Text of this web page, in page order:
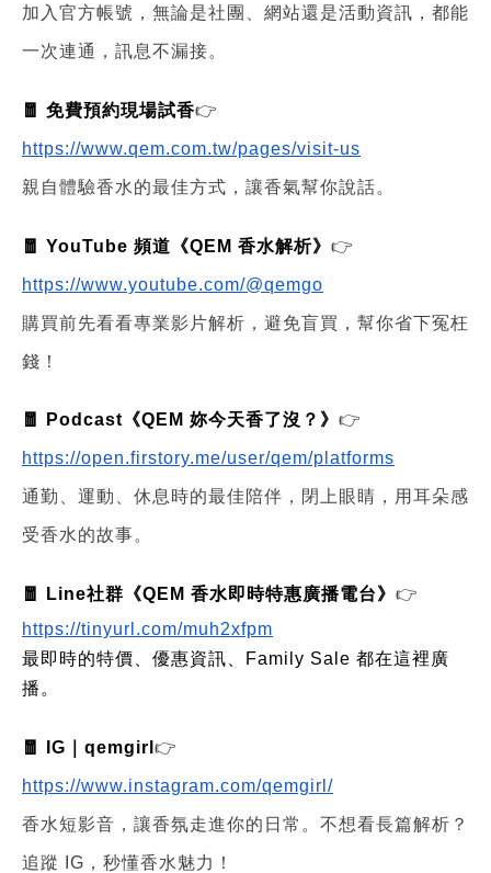
加入官方帳號，無論是社團、網站還是活動資訊，都能
一次連通，訊息不漏接。
🧧 免費預約現場試香👉
https://www.qem.com.tw/pages/visit-us
親自體驗香水的最佳方式，讓香氣幫你說話。
🧧 YouTube 頻道《QEM 香水解析》 👉
https://www.youtube.com/@qemgo
購買前先看看專業影片解析，避免盲買，幫你省下冤枉
錢！
🧧 Podcast《QEM 妳今天香了沒？》 👉
https://open.firstory.me/user/qem/platforms
通勤、運動、休息時的最佳陪伴，閉上眼睛，用耳朵感
受香水的故事。
🧧 Line社群《QEM 香水即時特惠廣播電台》 👉
https://tinyurl.com/muh2xfpm
最即時的特價、優惠資訊、Family Sale 都在這裡廣
播。
🧧 IG｜qemgirl 👉
https://www.instagram.com/qemgirl/
香水短影音，讓香氛走進你的日常。不想看長篇解析？
追蹤 IG，秒懂香水魅力！